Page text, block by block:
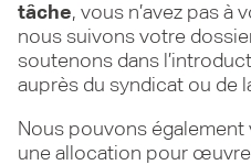
tâche, vous n’avez pas à
nous suivons votre
soutenons dans
auprès du syndicat ou de
Nous pouvons également
une allocation pour